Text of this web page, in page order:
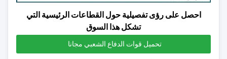
احصل على رؤى تفصيلية حول القطاعات الرئيسية التي
تشكل هذا السوق
تحميل قوات الدفاع الشعبي مجانا